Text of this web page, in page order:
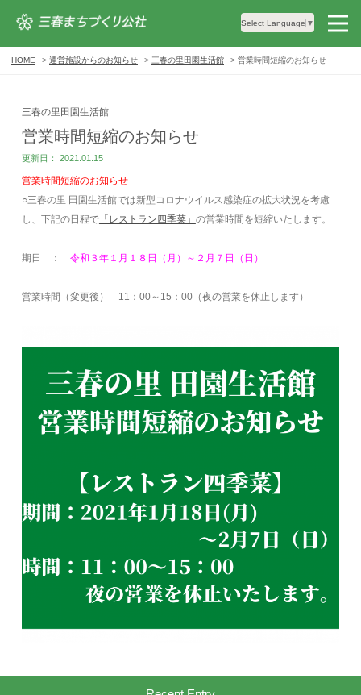
Select Language ▼
HOME 運営施設からのお知らせ 三春の里田園生活館 営業時間短縮のお知らせ
三春の里田園生活館
営業時間短縮のお知らせ
更新日： 2021.01.15
営業時間短縮のお知らせ
○三春の里 田園生活館では新型コロナウイルス感染症の拡大状況を考慮
し、下記の日程で「レストラン四季菜」 の営業時間を短縮いたします。
期日 ： 令和３年１月１８日（月）～２月７日（日）
営業時間（変更後） 11：00～15：00（夜の営業を休止します）